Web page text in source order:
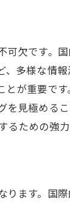
欠です。
多様な情
が重要で
見極める
ための強
ます。国